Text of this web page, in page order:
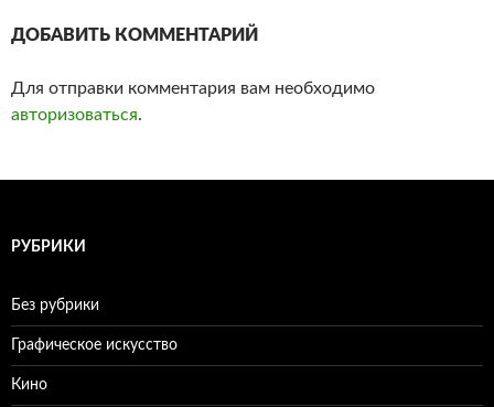
ДОБАВИТЬ КОММЕНТАРИЙ
Для отправки комментария вам необходимо
авторизоваться.
РУБРИКИ
Без рубрики
Графическое искусство
Кино